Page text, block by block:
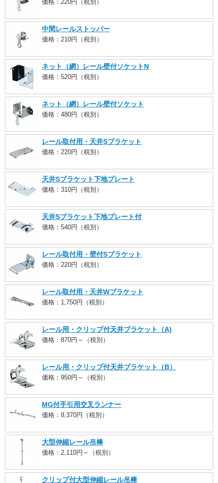
価格：220円（税別）
中間レールストッパー
価格：210円（税別）
ネット（網）レール壁付ソケットN
価格：520円（税別）
ネット（網）レール壁付ソケット
価格：480円（税別）
レール取付用・天井Sブラケット
価格：220円（税別）
天井Sブラケット下地プレート
価格：310円（税別）
天井Sブラケット下地プレート付
価格：540円（税別）
レール取付用・壁付Sブラケット
価格：220円（税別）
レール取付用・天井Wブラケット
価格：1,750円（税別）
レール用・クリップ付天井ブラケット（A)
価格：870円～（税別）
レール用・クリップ付天井ブラケット（B）
価格：950円～（税別）
MG付手引用交叉ランナー
価格：8,370円（税別）
大型伸縮レール吊棒
価格：2,110円～（税別）
クリップ付大型伸縮レール吊棒